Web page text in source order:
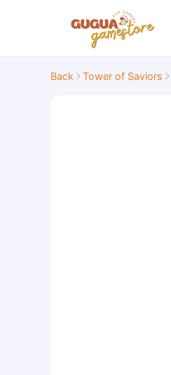
Back Tower of Saviors